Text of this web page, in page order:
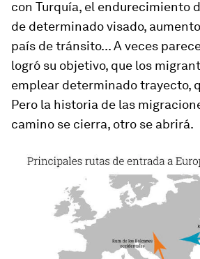
con Turquía, el endurecimiento
de determinado visado,
país de tránsito... A veces
logró su objetivo, que los
emplear determinado trayecto,
Pero la historia de las
camino se cierra, otro se abrirá.